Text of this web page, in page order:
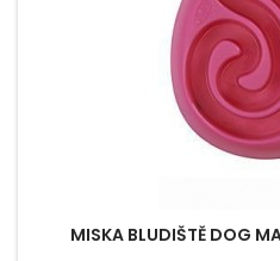
MISKA BLUDIŠTĚ DOG